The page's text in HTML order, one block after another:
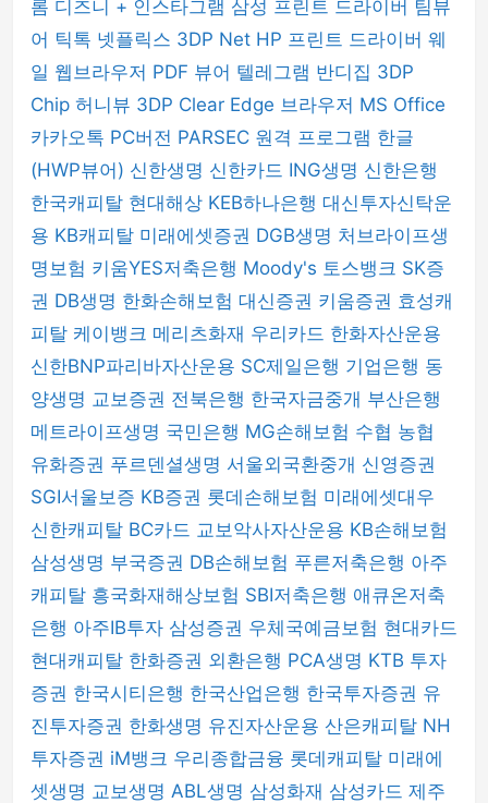
롬 디즈니 + 인스타그램 삼성 프린트 드라이버 팀뷰
어 틱톡 넷플릭스 3DP Net HP 프린트 드라이버 웨
일 웹브라우저 PDF 뷰어 텔레그램 반디집 3DP
Chip 허니뷰 3DP Clear Edge 브라우저 MS Office
카카오톡 PC버전 PARSEC 원격 프로그램 한글
(HWP뷰어) 신한생명 신한카드 ING생명 신한은행
한국캐피탈 현대해상 KEB하나은행 대신투자신탁운
용 KB캐피탈 미래에셋증권 DGB생명 처브라이프생
명보험 키움YES저축은행 Moody's 토스뱅크 SK증
권 DB생명 한화손해보험 대신증권 키움증권 효성캐
피탈 케이뱅크 메리츠화재 우리카드 한화자산운용
신한BNP파리바자산운용 SC제일은행 기업은행 동
양생명 교보증권 전북은행 한국자금중개 부산은행
메트라이프생명 국민은행 MG손해보험 수협 농협
유화증권 푸르덴셜생명 서울외국환중개 신영증권
SGI서울보증 KB증권 롯데손해보험 미래에셋대우
신한캐피탈 BC카드 교보악사자산운용 KB손해보험
삼성생명 부국증권 DB손해보험 푸른저축은행 아주
캐피탈 흥국화재해상보험 SBI저축은행 애큐온저축
은행 아주IB투자 삼성증권 우체국예금보험 현대카드
현대캐피탈 한화증권 외환은행 PCA생명 KTB 투자
증권 한국시티은행 한국산업은행 한국투자증권 유
진투자증권 한화생명 유진자산운용 산은캐피탈 NH
투자증권 iM뱅크 우리종합금융 롯데캐피탈 미래에
셋생명 교보생명 ABL생명 삼성화재 삼성카드 제주